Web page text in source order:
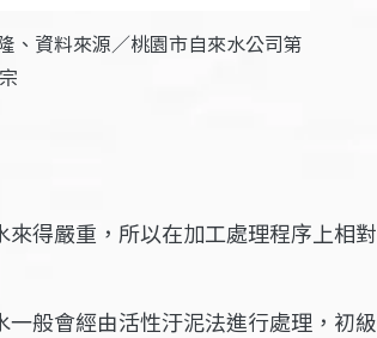
、資料來源／桃園市自來水公司第
得嚴重，所以在加工處理程序上相
般會經由活性汙泥法進行處理，初